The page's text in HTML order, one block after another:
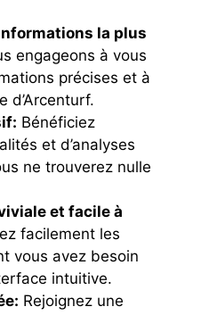
la plus
engageons à vous
précises et à
d’Arcenturf.
Bénéficiez
et d’analyses
ne trouverez nulle
et facile à
facilement les
vous avez besoin
intuitive.
Rejoignez une